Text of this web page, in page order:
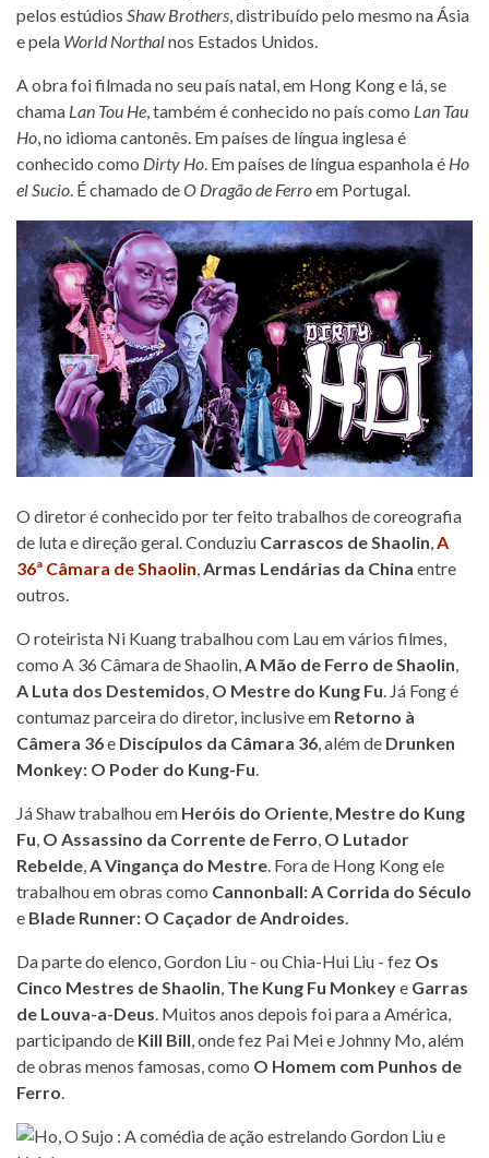
pelos estúdios Shaw Brothers, distribuído pelo mesmo na Ásia
e pela World Northalnos Estados Unidos.
A obra foi filmada no seu país natal, em Hong Kong e lá, se
chama Lan Tou He, também é conhecido no país como Lan Tau
Ho, no idioma cantonês. Em países de língua inglesa é
conhecido como Dirty Ho. Em países de língua espanhola é Ho
el Sucio. É chamado deO Dragão de Ferroem Portugal.
O diretor é conhecido por ter feito trabalhos de coreografia
de luta e direção geral. Conduziu Carrascos de Shaolin,A
36ª Câmara de Shaolin,Armas Lendárias da China entre
outros.
O roteirista Ni Kuang trabalhou com Lau em vários filmes,
como A 36 Câmara de Shaolin,A Mão de Ferro de Shaolin,
A Luta dos Destemidos, O Mestre do Kung Fu. Já Fong é
contumaz parceira do diretor, inclusive em Retorno à
Câmera 36e Discípulos da Câmara 36, além de Drunken
Monkey: O Poder do Kung-Fu.
Já Shaw trabalhou em Heróis do Oriente, Mestre do Kung
Fu, O Assassino da Corrente de Ferro, O Lutador
Rebelde,A Vingança do Mestre. Fora de Hong Kong ele
trabalhou em obras como Cannonball: A Corrida do Século
e Blade Runner: O Caçador de Androides.
Da parte do elenco, Gordon Liu - ou Chia-Hui Liu - fez Os
Cinco Mestres de Shaolin, The Kung Fu Monkeye Garras
de Louva-a-Deus. Muitos anos depois foi para a América,
participando de Kill Bill, onde fez Pai Mei e Johnny Mo, além
de obras menos famosas, como O Homem com Punhos de
Ferro.